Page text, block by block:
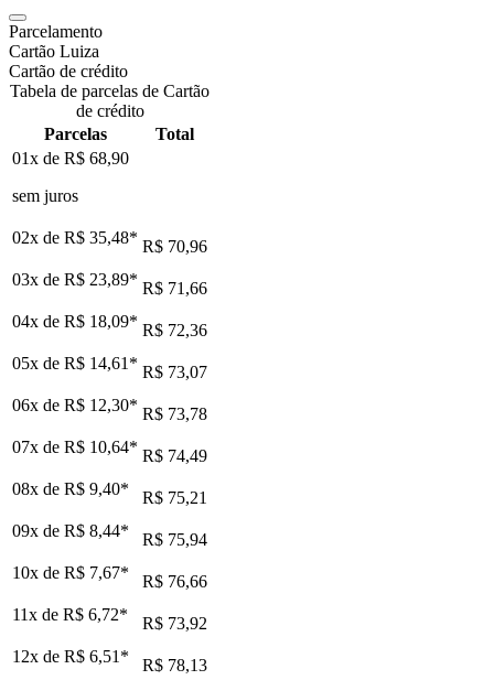
Parcelamento
Cartão Luiza
Cartão de crédito
Tabela de parcelas de Cartão
de crédito
Parcelas
Total
01x de R$ 68,90
sem juros
02x de R$ 35,48* R$ 70,96
03x de R$ 23,89* R$ 71,66
04x de R$ 18,09* R$ 72,36
05x de R$ 14,61 * R$ 73,07
06x de R$ 12,30* R$ 73,78
07x de R$ 10,64* R$ 74,49
08x de R$ 9,40*
R$ 75,21
09x de R$ 8,44*
R$ 75,94
10x de R$ 7,67*
R$ 76,66
11x de R$ 6,72*
R$ 73,92
12x de R$ 6,51 * R$ 78,13